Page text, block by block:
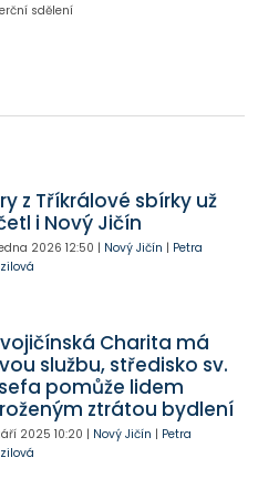
sdělení
z Tříkrálové sbírky už
i Nový Jičín
2026 12:50 | Nový Jičín | Petra
Charita má
službu, středisko sv.
pomůže lidem
ztrátou bydlení
2025 10:20 | Nový Jičín | Petra